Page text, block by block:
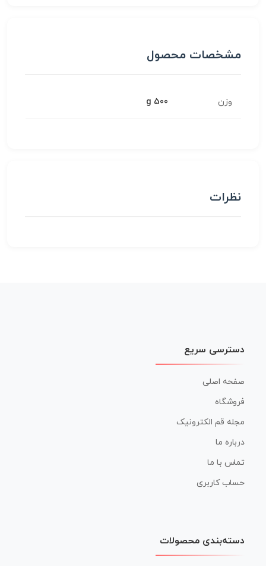
مشخصات محصول
وزن 500 g
نظرات
دسترسی سریع
صفحه اصلی
فروشگاه
مجله قم الکترونیک
درباره ما
تماس با ما
حساب کاربری
دسته‌بندی محصولات